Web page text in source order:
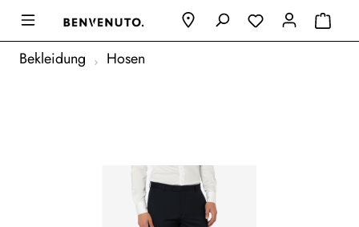
Bekleidung Hosen